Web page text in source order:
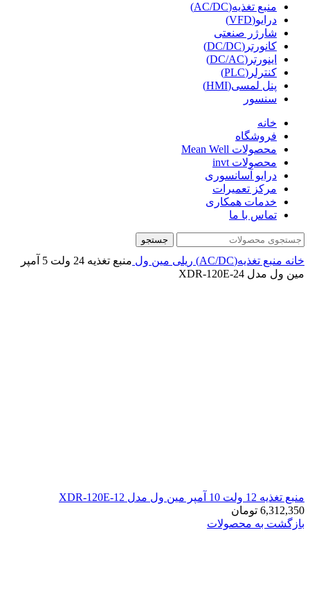
منبع تغذیه(AC/DC)
درایو(VFD)
شارژر صنعتی
کانورتر(DC/DC)
اینورتر(DC/AC)
کنترلر(PLC)
پنل لمسی(HMI)
سنسور
خانه
فروشگاه
محصولات Mean Well
محصولات invt
درایو آسانسوری
مرکز تعمیرات
خدمات همکاری
تماس با ما
جستجو
خانه منبع تغذیه(AC/DC) ریلی مین ول
منبع تغذیه 24 ولت 5 آمپر
مین ول مدل XDR-120E-24
منبع تغذیه 12 ولت 10 آمپر مین ول مدل XDR-120E-12
6,312,350 تومان
بازگشت به محصولات